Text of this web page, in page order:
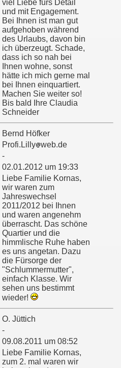
viel Liebe fürs Detail
und mit Engagement.
Bei Ihnen ist man gut
aufgehoben während
des Urlaubs, davon bin
ich überzeugt. Schade,
dass ich so nah bei
Ihnen wohne, sonst
hätte ich mich gerne mal
bei Ihnen einquartiert.
Machen Sie weiter so!
Bis bald Ihre Claudia
Schneider
Bernd Höfker
Profi.Lilly web.de
-
02.01.2012 um 19:33
Liebe Familie Kornas,
wir waren zum
Jahreswechsel
2011/2012 bei Ihnen
und waren angenehm
überrascht. Das schöne
Quartier und die
himmlische Ruhe haben
es uns angetan. Dazu
die Fürsorge der
"Schlummermutter",
einfach Klasse. Wir
sehen uns bestimmt
wieder!
O. Jüttich
-
09.08.2011 um 08:52
Liebe Familie Kornas,
zum 2. mal waren wir